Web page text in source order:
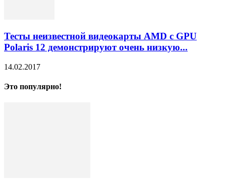
Тесты неизвестной видеокарты AMD с GPU
Polaris 12 демонстрируют очень низкую...
14.02.2017
Это популярно!